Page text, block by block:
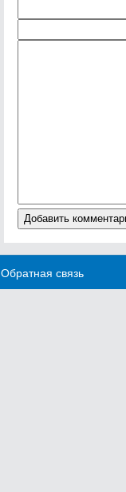
Обратная связь